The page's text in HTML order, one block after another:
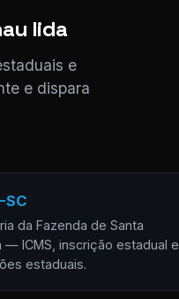
lida
e
e dispara
SC
da Fazenda de Santa
— ICMS, inscrição estadual e
estaduais.